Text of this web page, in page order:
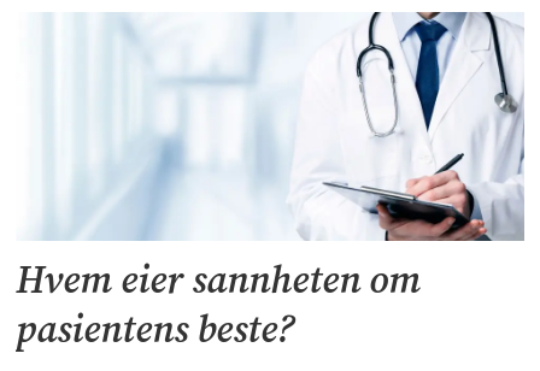
Hvem eier sannheten om
pasientens beste?